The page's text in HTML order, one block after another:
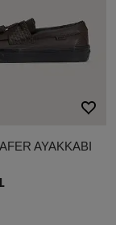
AYAKKABI